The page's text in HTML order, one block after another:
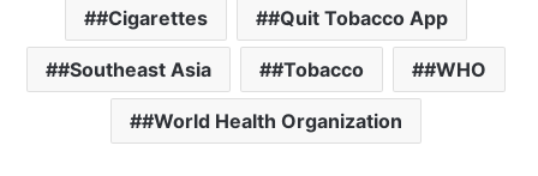
#Cigarettes #Quit Tobacco App
#Southeast Asia #Tobacco #WHO
#World Health Organization